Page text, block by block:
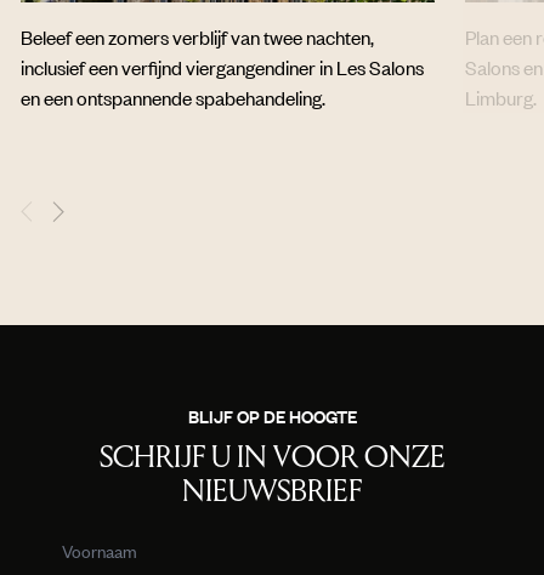
Beleef een zomers verblijf van twee nachten,
inclusief een verfijnd viergangendiner in Les Salons
en een ontspannende spabehandeling.
Plan een
Salons
Limburg.
BLIJF OP DE HOOGTE
SCHRIJF U IN VOOR ONZE
NIEUWSBRIEF